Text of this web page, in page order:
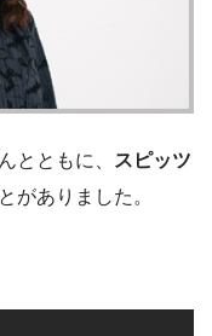
とともに、
スピッツ
がありました。